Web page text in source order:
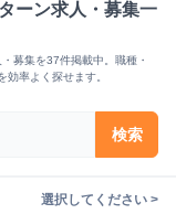
ーン求人・募集一
募集を37件掲載中。職種・
率よく探せます。
検索
選択してください >